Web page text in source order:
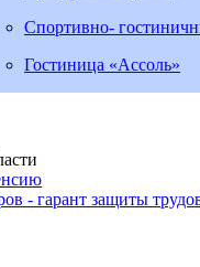
Спортивно-
Гостиница «Ассоль»
- гарант защиты